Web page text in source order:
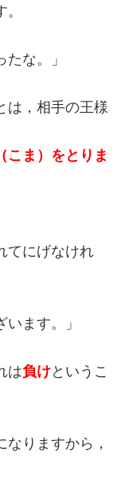
な。」
は，相手の王様
こま）をとりま
てにげなけれ
ます。」
は負けというこ
なりますから，